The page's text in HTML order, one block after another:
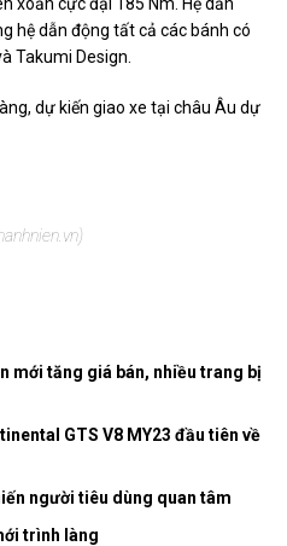
hệ dẫn động tất cả các bánh có
Takumi Design.
dự kiến giao xe tại châu Âu dự
)
mới tăng giá bán, nhiều trang bị
GTS V8 MY23 đầu tiên về
người tiêu dùng quan tâm
trình làng